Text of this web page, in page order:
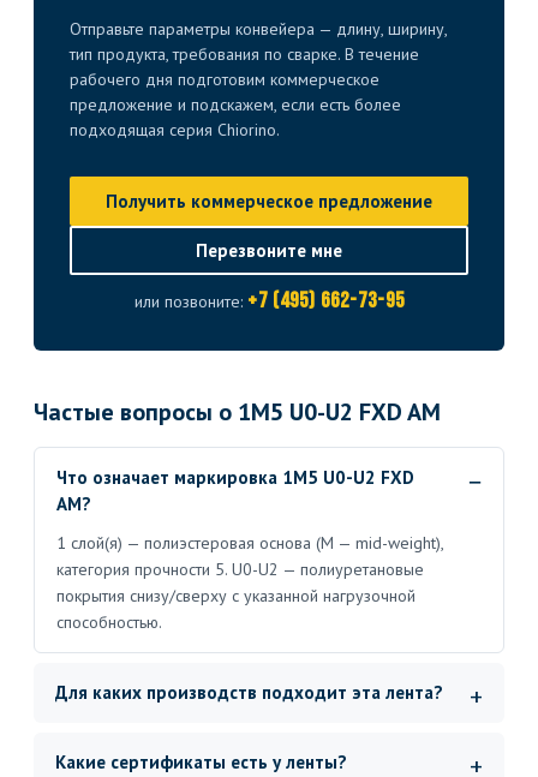
Отправьте параметры конвейера — длину, ширину,
тип продукта, требования по сварке. В течение
рабочего дня подготовим коммерческое
предложение и подскажем, если есть более
подходящая серия Chiorino.
Получить коммерческое предложение
Перезвоните мне
или позвоните: +7 (495) 662-73-95
Частые вопросы о 1M5 U0-U2 FXD AM
Что означает маркировка 1M5 U0-U2 FXD
AM?
1 слой(я) — полиэстеровая основа (M — mid-weight),
категория прочности 5. U0-U2 — полиуретановые
покрытия снизу/сверху с указанной нагрузочной
способностью.
Для каких производств подходит эта лента?
Какие сертификаты есть у ленты?